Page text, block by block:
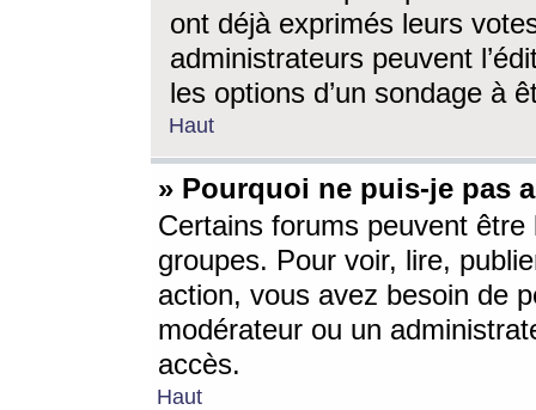
ont déjà exprimés leurs
administrateurs peuvent
les options d’un sondage à
Haut
» Pourquoi ne puis-je pas
Certains forums peuvent être
groupes. Pour voir, lire,
action, vous avez besoin de
modérateur ou un
accès.
Haut